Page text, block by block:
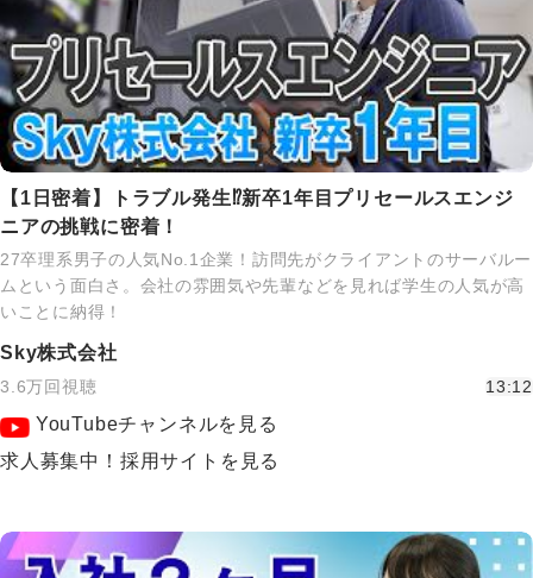
【1日密着】トラブル発生⁉新卒1年目プリセールスエンジ
ニアの挑戦に密着！
27卒理系男子の人気No.1企業！訪問先がクライアントのサーバルー
ムという面白さ。会社の雰囲気や先輩などを見れば学生の人気が高
いことに納得！
Sky株式会社
3.6万回視聴 13:12
YouTubeチャンネルを見る
求人募集中！採用サイトを見る